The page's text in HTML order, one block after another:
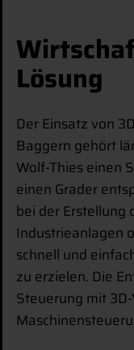
Lösung
Der Einsatz von
Baggern gehört
Wolf-Thies einen
einen Grader
bei der Erstellung
Industrieanlagen
schnell und
zu erzielen. Die
Steuerung mit